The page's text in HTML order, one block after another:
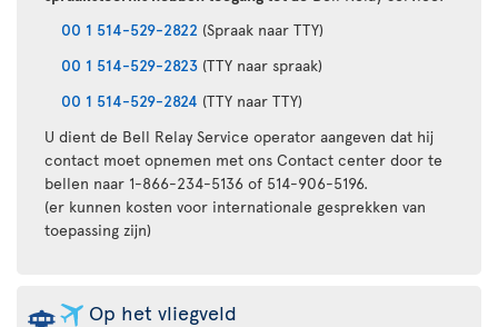
00 1 514-529-2822 (Spraak naar TTY)
00 1 514-529-2823 (TTY naar spraak)
00 1 514-529-2824 (TTY naar TTY)
U dient de Bell Relay Service operator aangeven dat hij
contact moet opnemen met ons Contact center door te
bellen naar 1-866-234-5136 of 514-906-5196.
(er kunnen kosten voor internationale gesprekken van
toepassing zijn)
Op het vliegveld